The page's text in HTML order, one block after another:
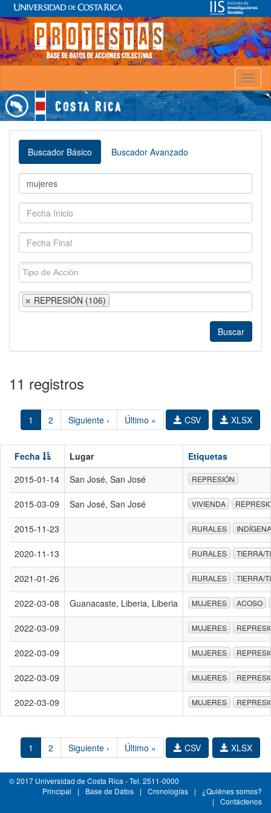
Buscador Básico Buscador Avanzado
REPRESIÓN (106)
11 registros
1 2 Siguiente › Último » XLSX
CSV
Fecha Lugar
Etiquetas
2015-01-14
San José, San José REPRESIÓN
2015-03-09 San José, San José VIVIENDA
2015-11-23 RURALES
2020-11-13 RURALES TIERRA/
2021-01-26 RURALES TIERRA/
2022-03-08 Guanacaste, Liberia, Liberia MUJERES ACOSO
2022-03-09 MUJERES
2022-03-09 MUJERES
2022-03-09 MUJERES
2022-03-09 MUJERES
1 2 Siguiente › Último » XLSX
CSV
© 2017 Universidad de Costa Rica - Tel. 2511-0000
Principal
| Base de Datos | Cronologías |
¿Quiénes somos?
|
Contáctenos